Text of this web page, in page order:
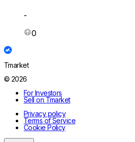
-
0
Tmarket
© 2026
For Investors
Sell on Tmarket
Privacy policy
Terms of Service
Cookie Policy